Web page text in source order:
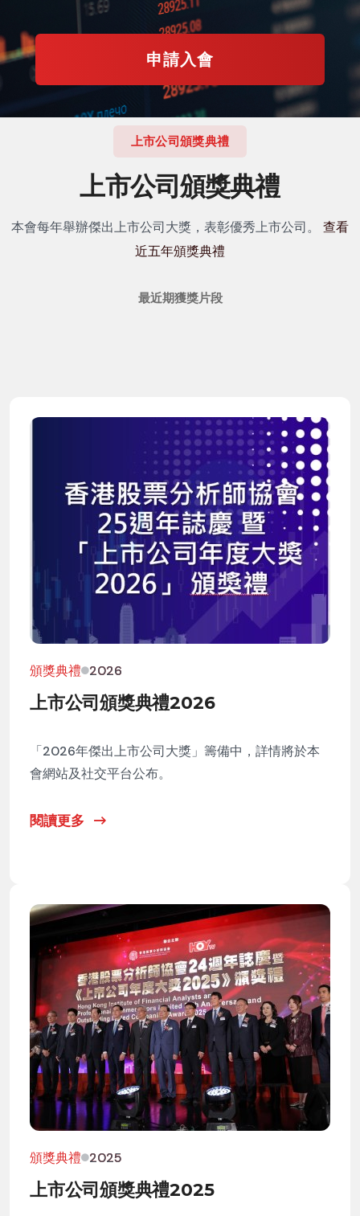
申請入會
上市公司頒獎典禮
上市公司頒獎典禮
本會每年舉辦傑出上市公司大獎，表彰優秀上市公司。 查看
近五年頒獎典禮
最近期獲獎片段
頒獎典禮 2026
上市公司頒獎典禮2026
「2026年傑出上市公司大獎」籌備中，詳情將於本
會網站及社交平台公布。
閱讀更多
頒獎典禮 2025
上市公司頒獎典禮2025